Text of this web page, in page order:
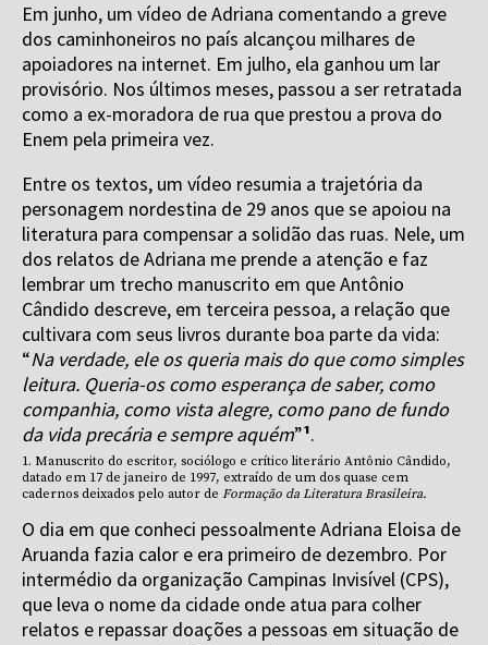
Em junho, um vídeo de Adriana comentando a greve
dos caminhoneiros no país alcançou milhares de
apoiadores na internet. Em julho, ela ganhou um lar
provisório. Nos últimos meses, passou a ser retratada
como a ex-moradora de rua que prestou a prova do
Enem pela primeira vez.
Entre os textos, um vídeo resumia a trajetória da
personagem nordestina de 29 anos que se apoiou na
literatura para compensar a solidão das ruas. Nele, um
dos relatos de Adriana me prende a atenção e faz
lembrar um trecho manuscrito em que Antônio
Cândido descreve, em terceira pessoa, a relação que
cultivara com seus livros durante boa parte da vida:
“Na verdade, ele os queria mais do que como simples
leitura. Queria-os como esperança de saber, como
companhia, como vista alegre, como pano de fundo
da vida precária e sempre aquém”¹.
1. Manuscrito do escritor, sociólogo e crítico literário Antônio Cândido,
datado em 17 de janeiro de 1997, extraído de um dos quase cem
cadernos deixados pelo autor de Formação da Literatura Brasileira.
O dia em que conheci pessoalmente Adriana Eloisa de
Aruanda fazia calor e era primeiro de dezembro. Por
intermédio da organização Campinas Invisível (CPS),
que leva o nome da cidade onde atua para colher
relatos e repassar doações a pessoas em situação de